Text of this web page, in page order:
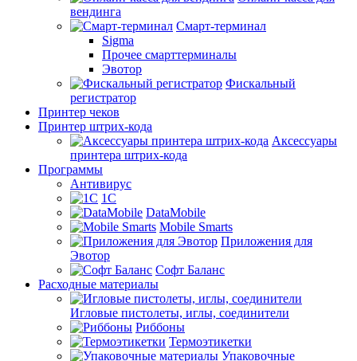
вендинга
Смарт-терминал
Sigma
Прочее смарттерминалы
Эвотор
Фискальный
регистратор
Принтер чеков
Принтер штрих-кода
Аксессуары
принтера штрих-кода
Программы
Антивирус
1С
DataMobile
Mobile Smarts
Приложения для
Эвотор
Софт Баланс
Расходные материалы
Игловые пистолеты, иглы, соединители
Риббоны
Термоэтикетки
Упаковочные